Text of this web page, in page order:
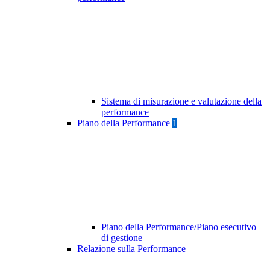
Sistema di misurazione e valutazione della
performance
Piano della Performance 1
Piano della Performance/Piano esecutivo
di gestione
Relazione sulla Performance